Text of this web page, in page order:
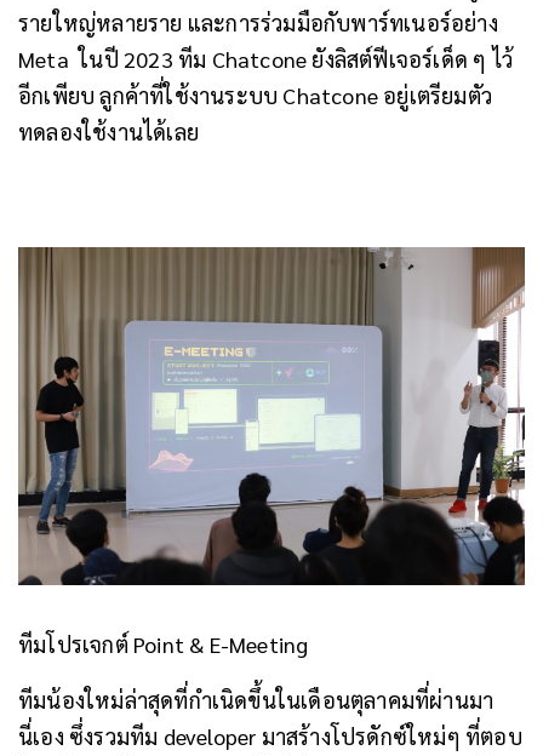
รายใหญ่หลายราย และการร่วมมือกับพาร์ทเนอร์อย่าง
Metaในปี 2023 ทีม Chatcone ยังลิสต์ฟีเจอร์เด็ด ๆ ไว้
อีกเพียบ ลูกค้าที่ใช้งานระบบ Chatcone อยู่เตรียมตัว
ทดลองใช้งานได้เลย
ทีมโปรเจกต์ Point & E-Meeting
ทีมน้องใหม่ล่าสุดที่กำเนิดขึ้นในเดือนตุลาคมที่ผ่านมา
นี่เอง ซึ่งรวมทีม developer มาสร้างโปรดักซ์ใหม่ๆ ที่ตอบ